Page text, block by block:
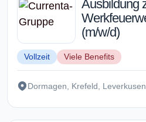
Ausbildung
(m/w/d)
Vollzeit Viele Benefits
Dormagen, Krefeld, Leverkusen